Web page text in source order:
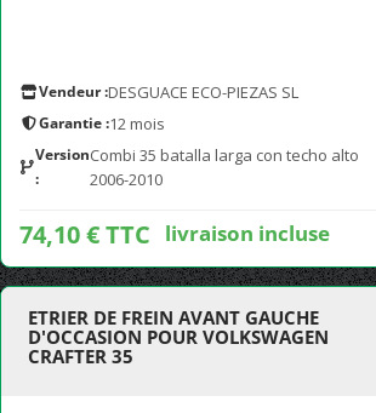
Vendeur :DESGUACE ECO-PIEZAS SL
Garantie :12 mois
Version
:
Combi 35 batalla larga con techo alto
2006-2010
74,10 € TTC livraison incluse
ETRIER DE FREIN AVANT GAUCHE
D'OCCASION POUR VOLKSWAGEN
CRAFTER 35